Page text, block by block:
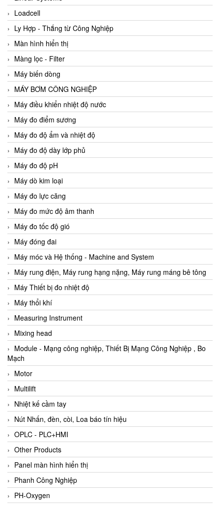
Loadcell
Ly Hợp - Thắng từ Công Nghiệp
Màn hình hiển thị
Màng lọc - Filter
Máy biến dòng
MÁY BƠM CÔNG NGHIỆP
Máy điều khiển nhiệt độ nước
Máy đo điểm sương
Máy đo độ ẩm và nhiệt độ
Máy đo độ dày lớp phủ
Máy đo độ pH
Máy dò kim loại
Máy đo lực căng
Máy đo mức độ âm thanh
Máy đo tốc độ gió
Máy đóng đai
Máy móc và Hệ thống - Machine and System
Máy rung điện, Máy rung hạng nặng, Máy rung máng bê tông
Máy Thiết bị đo nhiệt độ
Máy thổi khí
Measuring Instrument
Mixing head
Module - Mạng công nghiệp, Thiết Bị Mạng Công Nghiệp , Bo
Mạch
Motor
Multilift
Nhiệt kế cầm tay
Nút Nhấn, đèn, còi, Loa báo tín hiệu
OPLC - PLC+HMI
Other Products
Panel màn hình hiển thị
Phanh Công Nghiệp
PH-Oxygen